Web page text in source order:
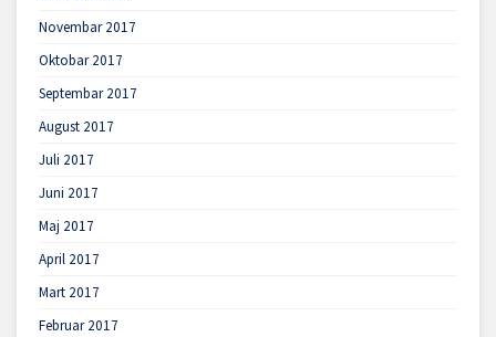
Novembar 2017
Oktobar 2017
Septembar 2017
August 2017
Juli 2017
Juni 2017
Maj 2017
April 2017
Mart 2017
Februar 2017